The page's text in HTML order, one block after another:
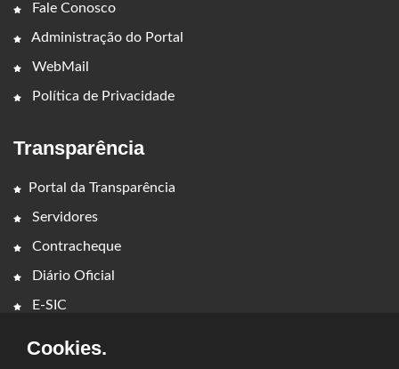
Fale Conosco
Administração do Portal
WebMail
Política de Privacidade
Transparência
Portal da Transparência
Servidores
Contracheque
Diário Oficial
E-SIC
Cookies.